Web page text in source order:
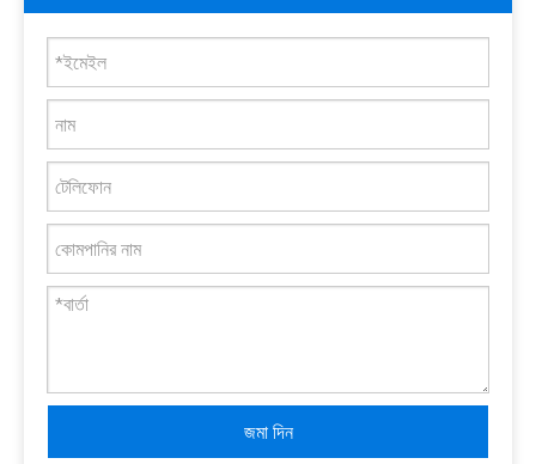
জমা দিন